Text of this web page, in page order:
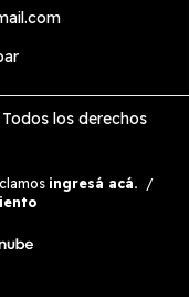
los derechos
ingresá acá. /